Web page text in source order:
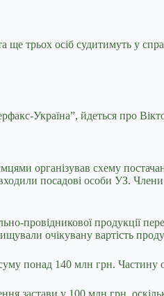
ще трьох осіб судитимуть у
Україна”, йдеться про
організував схему
посадові особи УЗ.
провідникової продукції
очікувану вартість
суму понад 140 млн грн.
застави у 100 млн грн,